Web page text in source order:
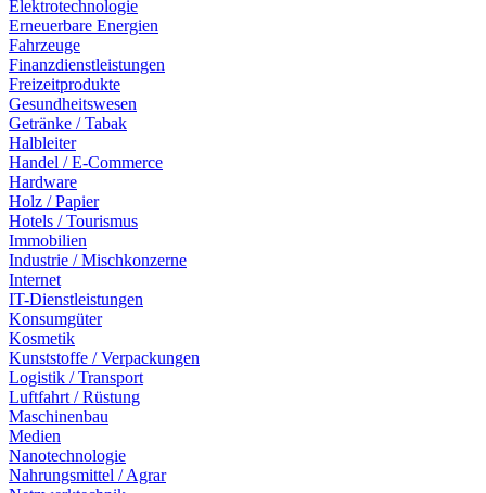
Elektrotechnologie
Erneuerbare Energien
Fahrzeuge
Finanzdienstleistungen
Freizeitprodukte
Gesundheitswesen
Getränke / Tabak
Halbleiter
Handel / E-Commerce
Hardware
Holz / Papier
Hotels / Tourismus
Immobilien
Industrie / Mischkonzerne
Internet
IT-Dienstleistungen
Konsumgüter
Kosmetik
Kunststoffe / Verpackungen
Logistik / Transport
Luftfahrt / Rüstung
Maschinenbau
Medien
Nanotechnologie
Nahrungsmittel / Agrar